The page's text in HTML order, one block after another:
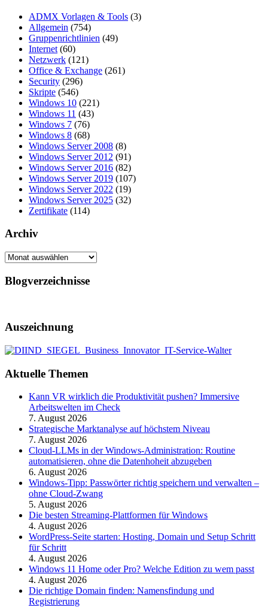
ADMX Vorlagen & Tools (3)
Allgemein (754)
Gruppenrichtlinien (49)
Internet (60)
Netzwerk (121)
Office & Exchange (261)
Security (296)
Skripte (546)
Windows 10 (221)
Windows 11 (43)
Windows 7 (76)
Windows 8 (68)
Windows Server 2008 (8)
Windows Server 2012 (91)
Windows Server 2016 (82)
Windows Server 2019 (107)
Windows Server 2022 (19)
Windows Server 2025 (32)
Zertifikate (114)
Archiv
Archiv
Blogverzeichnisse
Auszeichnung
Aktuelle Themen
Kann VR wirklich die Produktivität pushen? Immersive
Arbeitswelten im Check
7. August 2026
Strategische Marktanalyse auf höchstem Niveau
7. August 2026
Cloud-LLMs in der Windows-Administration: Routine
automatisieren, ohne die Datenhoheit abzugeben
6. August 2026
Windows-Tipp: Passwörter richtig speichern und verwalten –
ohne Cloud-Zwang
5. August 2026
Die besten Streaming-Plattformen für Windows
4. August 2026
WordPress-Seite starten: Hosting, Domain und Setup Schritt
für Schritt
4. August 2026
Windows 11 Home oder Pro? Welche Edition zu wem passt
4. August 2026
Die richtige Domain finden: Namensfindung und
Registrierung